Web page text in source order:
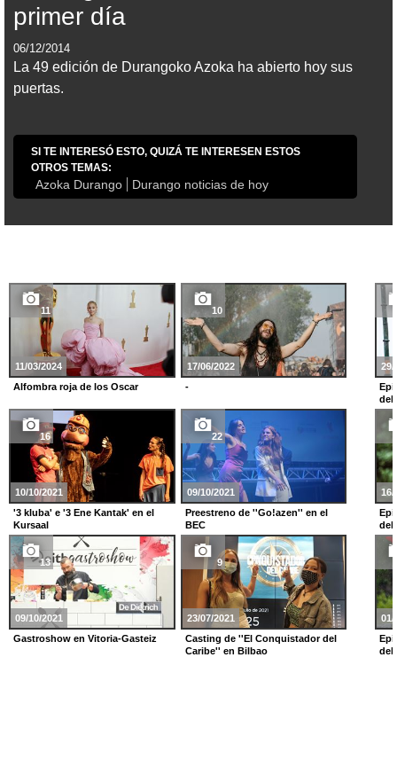
primer día
06/12/2014
La 49 edición de Durangoko Azoka ha abierto hoy sus
puertas.
SI TE INTERESÓ ESTO, QUIZÁ TE INTERESEN ESTOS
OTROS TEMAS:
Azoka Durango Durango noticias de hoy
11
11/03/2024
Alfombra roja de los Oscar
10
17/06/2022
-
16
10/10/2021
'3 kluba' e '3 Ene Kantak' en el
Kursaal
22
09/10/2021
Preestreno de ''Go!azen'' en el
BEC
13
09/10/2021
Gastroshow en Vitoria-Gasteiz
9
23/07/2021
Casting de ''El Conquistador del
Caribe'' en Bilbao
29/
del
16/
del
01/
del